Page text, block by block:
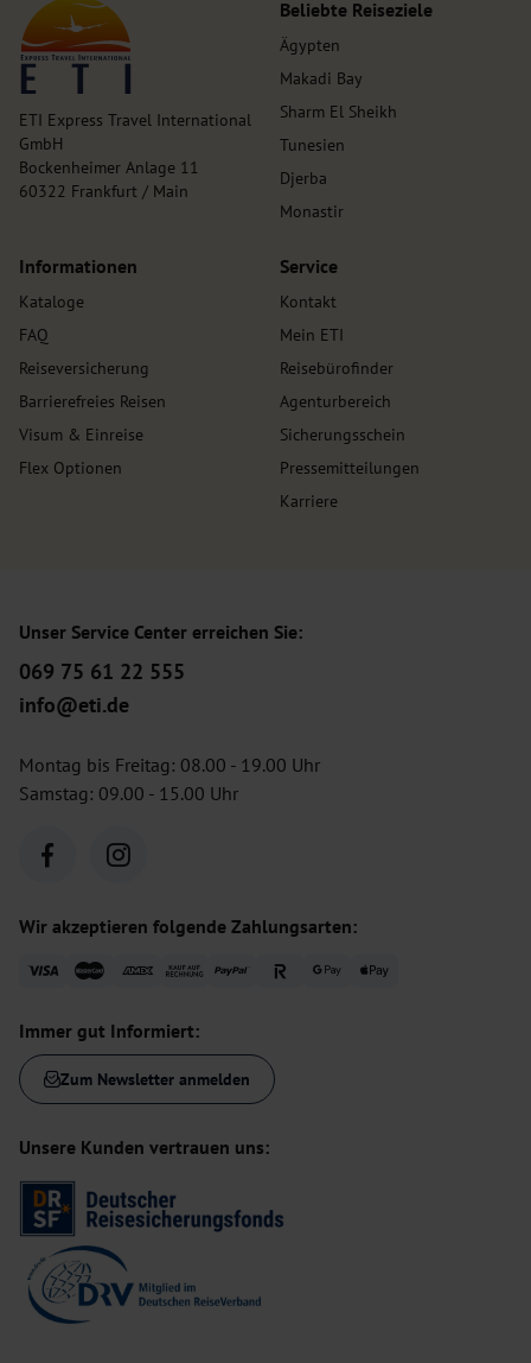
ETI Express Travel International
GmbH
Bockenheimer Anlage 11
60322 Frankfurt / Main
Beliebte Reiseziele
Ägypten
Makadi Bay
Sharm El Sheikh
Tunesien
Djerba
Monastir
Informationen
Kataloge
FAQ
Reiseversicherung
Barrierefreies Reisen
Visum & Einreise
Flex Optionen
Service
Kontakt
Mein ETI
Reisebürofinder
Agenturbereich
Sicherungsschein
Pressemitteilungen
Karriere
Unser Service Center erreichen Sie:
069 75 61 22 555
info@eti.de
Montag bis Freitag: 08.00 - 19.00 Uhr
Samstag: 09.00 - 15.00 Uhr
Wir akzeptieren folgende Zahlungsarten:
Immer gut Informiert:
Zum Newsletter anmelden
Unsere Kunden vertrauen uns: